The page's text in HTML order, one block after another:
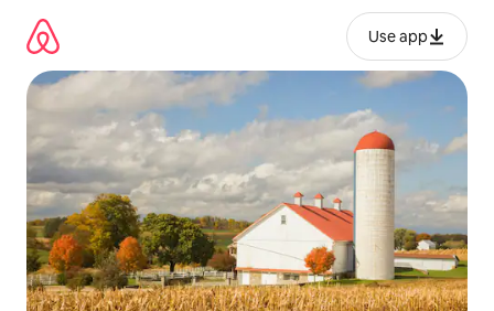
เนื้อหา
Use app